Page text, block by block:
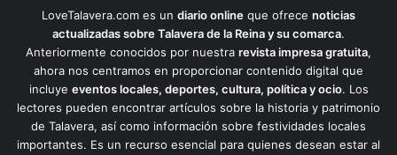
LoveTalavera.com es un diario online que ofrece noticias
actualizadas sobre Talavera de la Reina y su comarca.
Anteriormente conocidos por nuestra revista impresa gratuita,
ahora nos centramos en proporcionar contenido digital que
incluye eventos locales, deportes, cultura, política y ocio. Los
lectores pueden encontrar artículos sobre la historia y patrimonio
de Talavera, así como información sobre festividades locales
importantes. Es un recurso esencial para quienes desean estar al